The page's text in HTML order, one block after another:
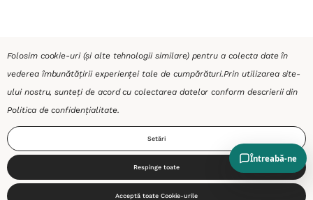
Folosim cookie-uri (și alte tehnologii similare) pentru a colecta date în
vederea îmbunătățirii experienței tale de cumpărături.Prin utilizarea site-
ului nostru, sunteți de acord cu colectarea datelor conform descrierii din
Politica de confidențialitate.
Setări
Respinge toate
Acceptă toate Cookie-urile